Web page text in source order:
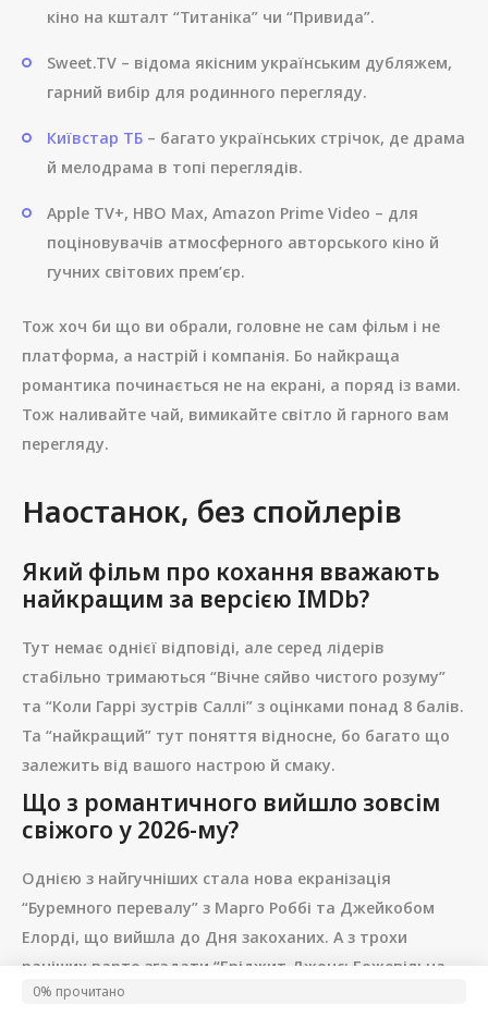
кіно на кшталт “Титаніка” чи “Привида”.
Sweet.TV – відома якісним українським дубляжем,
гарний вибір для родинного перегляду.
Київстар ТБ– багато українських стрічок, де драма
й мелодрама в топі переглядів.
Apple TV+, HBO Max, Amazon Prime Video – для
поціновувачів атмосферного авторського кіно й
гучних світових прем’єр.
Тож хоч би що ви обрали, головне не сам фільм і не
платформа, а настрій і компанія. Бо найкраща
романтика починається не на екрані, а поряд із вами.
Тож наливайте чай, вимикайте світло й гарного вам
перегляду.
Наостанок, без спойлерів
Який фільм про кохання вважають
найкращим за версією IMDb?
Тут немає однієї відповіді, але серед лідерів
стабільно тримаються “Вічне сяйво чистого розуму”
та “Коли Гаррі зустрів Саллі” з оцінками понад 8 балів.
Та “найкращий” тут поняття відносне, бо багато що
залежить від вашого настрою й смаку.
Що з романтичного вийшло зовсім
свіжого у 2026-му?
Однією з найгучніших стала нова екранізація
“Буремного перевалу” з Марго Роббі та Джейкобом
Елорді, що вийшла до Дня закоханих. А з трохи
раніших варто згадати “Бріджит Джонс: Божевільна
від хлопця” та чуттєвих “Суперників” із Зендеєю.
0% прочитано
0%